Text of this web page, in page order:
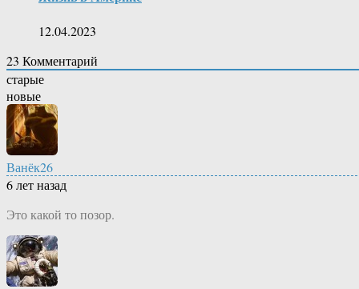
12.04.2023
23 Комментарий
старые
новые
Ванёк26
6 лет назад
Это какой то позор.